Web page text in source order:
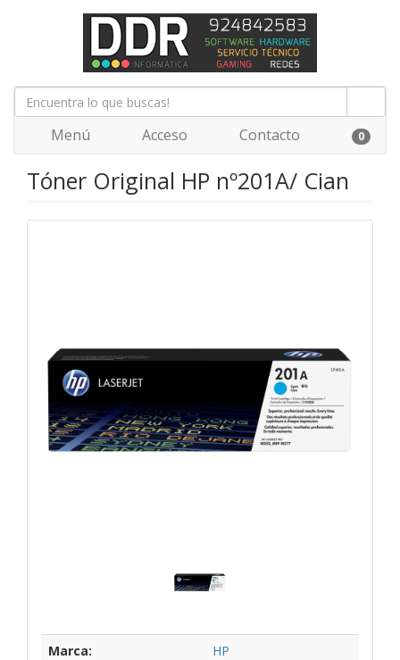
Menú Acceso Contacto 0
Tóner Original HP nº201A/ Cian
Marca:
HP